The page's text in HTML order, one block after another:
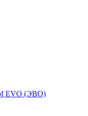
EVO (ЭВО)